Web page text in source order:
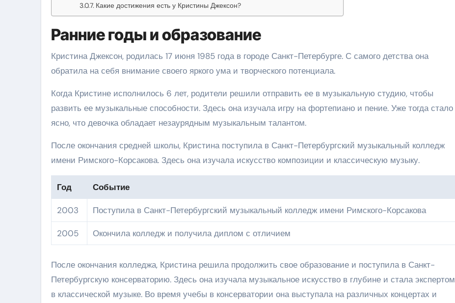
Какие достижения есть у Кристины Джексон?
Ранние годы и образование
Кристина Джексон, родилась 17 июня 1985 года в городе Санкт-Петербурге. С самого детства она
обратила на себя внимание своего яркого ума и творческого потенциала.
Когда Кристине исполнилось 6 лет, родители решили отправить ее в музыкальную студию, чтобы
развить ее музыкальные способности. Здесь она изучала игру на фортепиано и пение. Уже тогда стало
ясно, что девочка обладает незаурядным музыкальным талантом.
После окончания средней школы, Кристина поступила в Санкт-Петербургский музыкальный колледж
имени Римского-Корсакова. Здесь она изучала искусство композиции и классическую музыку.
Год Событие
2003 Поступила в Санкт-Петербургский музыкальный колледж имени Римского-Корсакова
2005 Окончила колледж и получила диплом с отличием
После окончания колледжа, Кристина решила продолжить свое образование и поступила в Санкт-
Петербургскую консерваторию. Здесь она изучала музыкальное искусство в глубине и стала экспертом
в классической музыке. Во время учебы в консерватории она выступала на различных концертах и